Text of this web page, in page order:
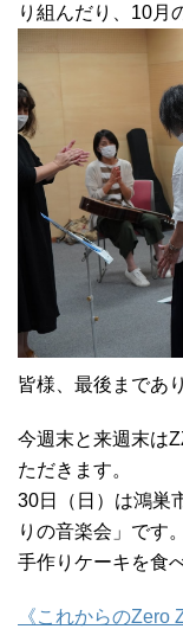
り組んだり、10月
皆様、最後まであ
今週末と来週末は
ただきます。
30日（日）は鴻巣
りの音楽会」です。
手作りケーキを食
《これからのZero